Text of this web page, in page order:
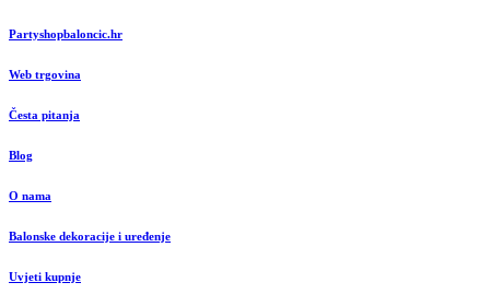
Partyshopbaloncic.hr
Web trgovina
Česta pitanja
Blog
O nama
Balonske dekoracije i uređenje
Uvjeti kupnje